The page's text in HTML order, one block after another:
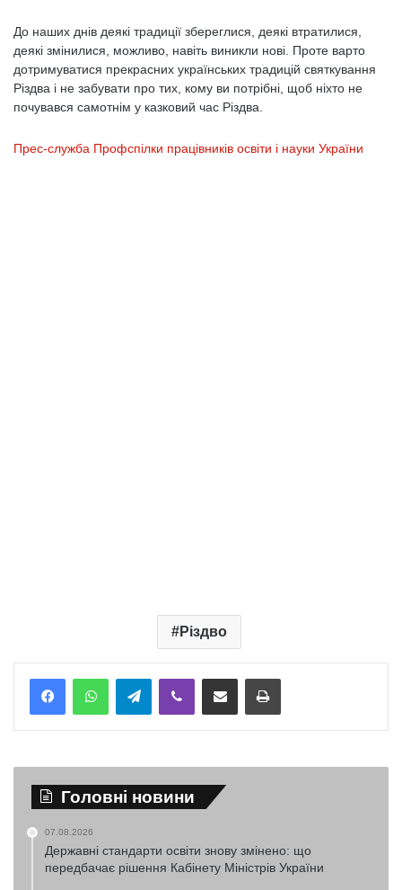
До наших днів деякі традиції збереглися, деякі втратилися,
деякі змінилися, можливо, навіть виникли нові. Проте варто
дотримуватися прекрасних українських традицій святкування
Різдва і не забувати про тих, кому ви потрібні, щоб ніхто не
почувався самотнім у казковий час Різдва.
Прес-служба Профспілки працівників освіти і науки України
Різдво
TelegramViber Надіслати електронною поштоюНадрукувати
Головні новини
07.08.2026
Державні стандарти освіти знову змінено: що
передбачає рішення Кабінету Міністрів України